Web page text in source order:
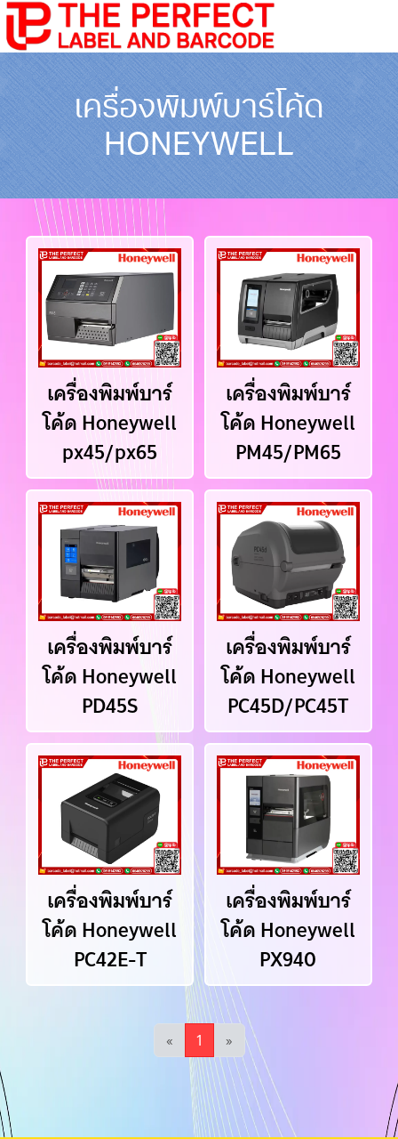
เครื่องพิมพ์บาร์โค้ด
HONEYWELL
เครื่องพิมพ์บาร์
โค้ด Honeywell
px45/px65
เครื่องพิมพ์บาร์
โค้ด Honeywell
PM45/PM65
เครื่องพิมพ์บาร์
โค้ด Honeywell
PD45S
เครื่องพิมพ์บาร์
โค้ด Honeywell
PC45D/PC45T
เครื่องพิมพ์บาร์
โค้ด Honeywell
PC42E-T
เครื่องพิมพ์บาร์
โค้ด Honeywell
PX940
« 1 »